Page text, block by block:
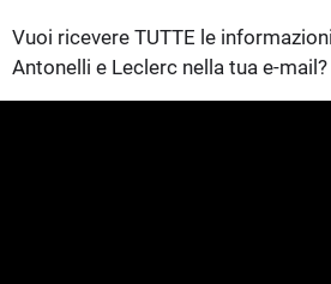
Vuoi ricevere TUTTE le
Antonelli e Leclerc nella tua e-mail?